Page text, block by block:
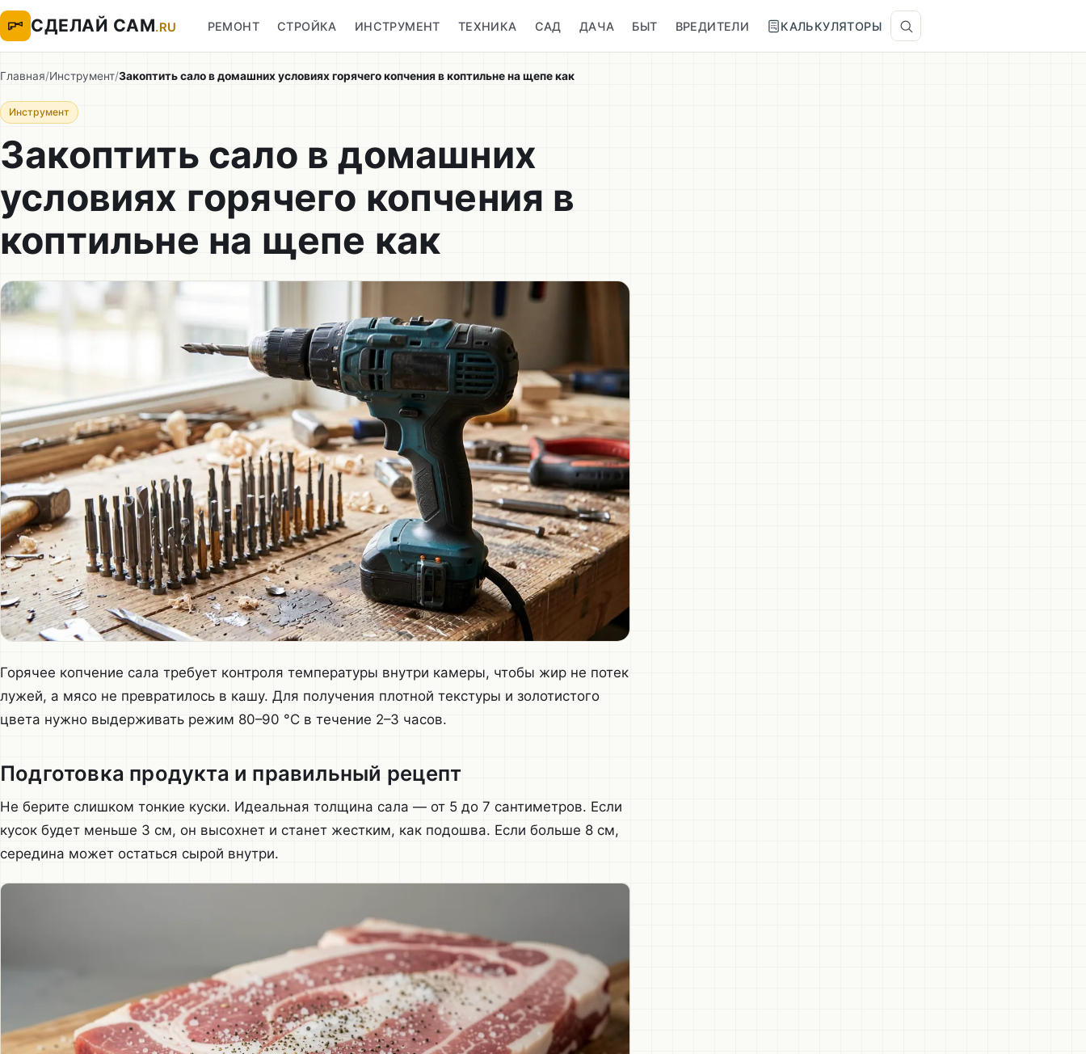
СДЕЛАЙ САМ.RU РЕМОНТ СТРОЙКА ИНСТРУМЕНТ ТЕХНИКА САД ДАЧА БЫТ ВРЕДИТЕЛИ КАЛЬКУЛЯТОРЫ
Главная/Инструмент/Закоптить сало в домашних условиях горячего копчения в коптильне на щепе как
Инструмент
Закоптить сало в домашних
условиях горячего копчения в
коптильне на щепе как
Горячее копчение сала требует контроля температуры внутри камеры, чтобы жир не потек
лужей, а мясо не превратилось в кашу. Для получения плотной текстуры и золотистого
цвета нужно выдерживать режим 80–90 °C в течение 2–3 часов.
Подготовка продукта и правильный рецепт
Не берите слишком тонкие куски. Идеальная толщина сала — от 5 до 7 сантиметров. Если
кусок будет меньше 3 см, он высохнет и станет жестким, как подошва. Если больше 8 см,
середина может остаться сырой внутри.